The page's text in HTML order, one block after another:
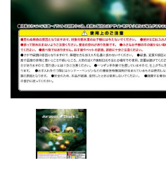
販促用カプセルトイ
よくあるご質問